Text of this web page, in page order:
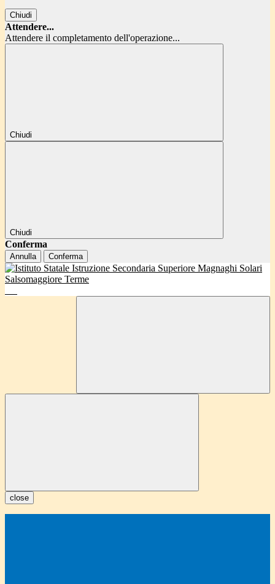
Chiudi
Attendere...
Attendere il completamento dell'operazione...
Chiudi
Chiudi
Conferma
Annulla Conferma
close